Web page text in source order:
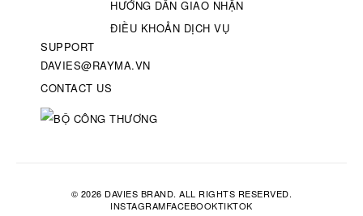
HƯỚNG DẪN GIAO NHẬN
ĐIỀU KHOẢN DỊCH VỤ
SUPPORT
DAVIES@RAYMA.VN
CONTACT US
© 2026 DAVIES BRAND. ALL RIGHTS RESERVED.
INSTAGRAMFACEBOOKTIKTOK